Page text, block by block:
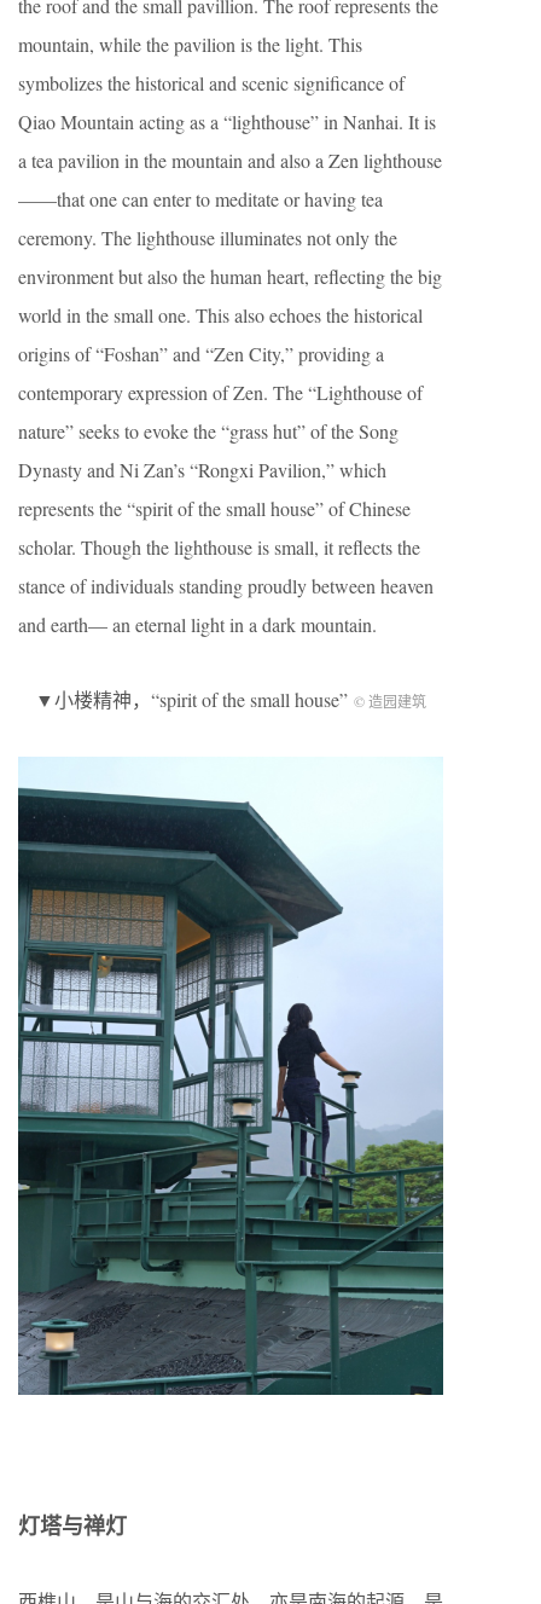
the roof and the small pavillion. The roof represents the
mountain, while the pavilion is the light. This
symbolizes the historical and scenic significance of
Qiao Mountain acting as a “lighthouse” in Nanhai. It is
a tea pavilion in the mountain and also a Zen lighthouse
——that one can enter to meditate or having tea
ceremony. The lighthouse illuminates not only the
environment but also the human heart, reflecting the big
world in the small one. This also echoes the historical
origins of “Foshan” and “Zen City,” providing a
contemporary expression of Zen. The “Lighthouse of
nature” seeks to evoke the “grass hut” of the Song
Dynasty and Ni Zan’s “Rongxi Pavilion,” which
represents the “spirit of the small house” of Chinese
scholar. Though the lighthouse is small, it reflects the
stance of individuals standing proudly between heaven
and earth— an eternal light in a dark mountain.
▼小楼精神，“spirit of the small house” © 造园建筑
灯塔与禅灯